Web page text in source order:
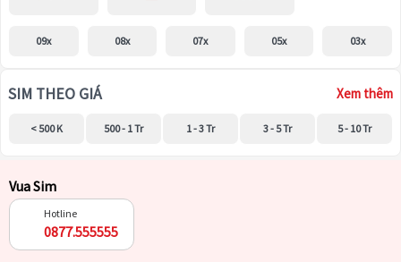
09x 08x 07x 05x 03x
SIM THEO GIÁ Xem thêm
< 500 K 500 - 1 Tr 1 - 3 Tr 3 - 5 Tr 5 - 10 Tr
Vua Sim
Hotline
0877.555555